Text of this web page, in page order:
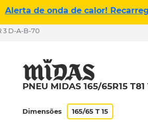
Alerta de onda de calor!
3 D-A-B-70
PNEU MIDAS 165/65R15
Dimensões 165/65 T 15